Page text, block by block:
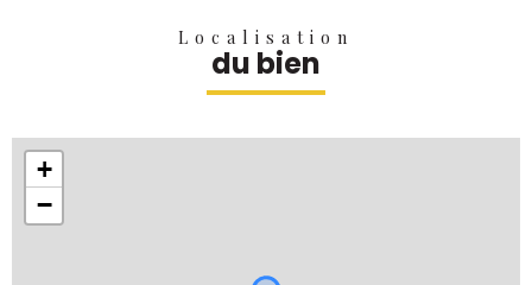
Localisation
du bien
+
−